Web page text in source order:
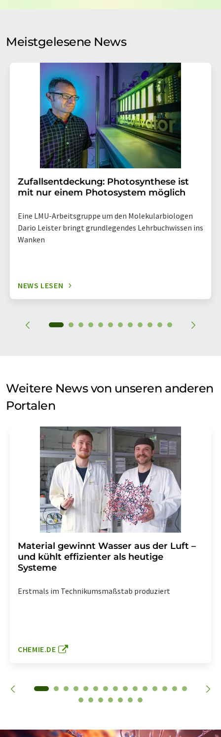
auf Basis unsererDatenschutzerklärung. LUMITOS darf
Meinungsforschung per E-Mail kontaktieren. Ihre
Einwilligung können Sie jederzeit ohne Angabe von
Str. 2, 12489 Berlin oder per E-Mail unter
widerruf@lumitos.com mit Wirkung für die Zukunft
widerrufen. Zudem ist in jeder E-Mail ein Link zur
Abbestellung des entsprechenden Newsletters
enthalten.
Meistgelesene News
Zufallsentdeckung: Photosynthese ist
mit nur einem Photosystem möglich
Eine LMU-Arbeitsgruppe um den Molekularbiologen
Dario Leister bringt grundlegendes Lehrbuchwissen ins
Wanken
NEWS LESEN
Weitere News von unseren anderen
Portalen
Material gewinnt Wasser aus der Luft –
und kühlt effizienter als heutige
Systeme
Erstmals im Technikumsmaßstab produziert
CHEMIE.DE